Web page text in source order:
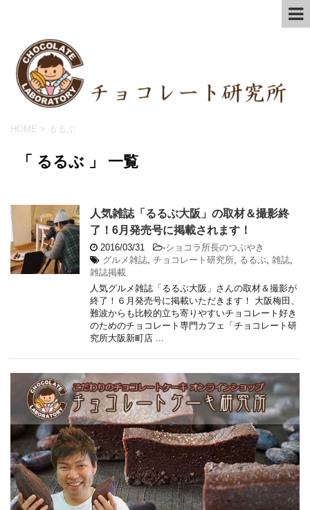
HOME > るるぶ
「 るるぶ 」 一覧
人気雑誌「るるぶ大阪」の取材＆撮影終
了！6月発売号に掲載されます！
2016/03/31 -ショコラ所長のつぶやき
グルメ雑誌 チョコレート研究所 るるぶ 雑誌
雑誌掲載
人気グルメ雑誌「るるぶ大阪」さんの取材＆撮影が
終了！６月発売号に掲載いただきます！ 大阪梅田、
難波からも比較的立ち寄りやすいチョコレート好き
のためのチョコレート専門カフェ「チョコレート研
究所大阪新町店 ...